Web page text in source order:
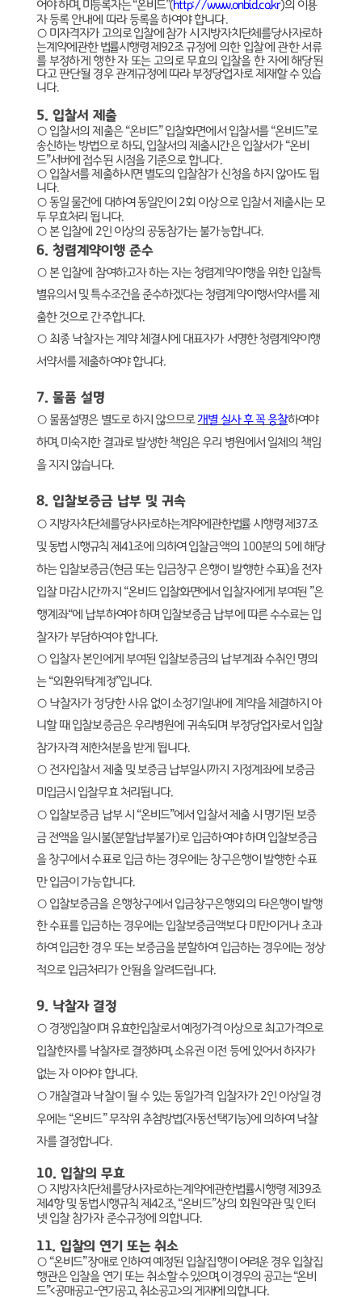
어야 하며, 미등록자는“온비드”(http://www.onbid.co.kr)의 이용
자 등록 안내에 따라 등록을 하여야 합니다.
○ 미자격자가 고의로 입찰에 참가 시 지방자치단체를당사자로하
는계약에관한 법률시행령 제92조 규정에 의한 입찰에 관한 서류
를 부정하게 행한 자 또는 고의로 무효의 입찰을 한 자에 해당된
다고 판단될 경우 관계규정에 따라 부정당업자로 제재할 수 있습
니다.
5. 입찰서 제출
○ 입찰서의 제출은“온비드”입찰화면에서 입찰서를“온비드”로
송신하는 방법으로 하되, 입찰서의 제출시간은 입찰서가“온비
드”서버에 접수된 시점을 기준으로 합니다.
○ 입찰서를 제출하시면 별도의 입찰참가 신청을 하지 않아도 됩
니다.
○동일 물건에 대하여 동일인이 2회 이상으로 입찰서 제출시는 모
두 무효처리 됩니다.
○본 입찰에 2인 이상의 공동참가는 불가능합니다.
6. 청렴계약이행 준수
○본 입찰에 참여하고자 하는 자는 청렴계약이행을 위한 입찰특
별유의서 및 특수조건을 준수하겠다는 청렴계약이행서약서를 제
출한 것으로 간주합니다.
○ 최종 낙찰자는 계약 체결시에 대표자가 서명한 청렴계약이행
서약서를 제출하여야 합니다.
7. 물품 설명
○물품설명은 별도로 하지 않으므로개별 실사 후 꼭 응찰하여야
하며, 미숙지한 결과로 발생한 책임은 우리 병원에서 일체의 책임
을 지지 않습니다.
8. 입찰보증금 납부 및 귀속
○ 지방자치단체를당사자로하는계약에관한법률 시행령 제 37조
및 동법 시행규칙 제 41조에 의하여 입찰금액의 100분의 5에 해당
하는 입찰보증금(현금 또는 입금창구 은행이 발행한 수표)을 전자
입찰 마감시간까지 “온비드 입찰화면에서 입찰자에게 부여된 ”은
행계좌“에 납부하여야 하며 입찰보증금 납부에 따른 수수료는 입
찰자가 부담하여야 합니다.
○ 입찰자 본인에게 부여된 입찰보증금의 납부계좌 수취인 명의
는“외환위탁계정”입니다.
○ 낙찰자가 정당한 사유 없이 소정기일내에 계약을 체결하지 아
니할 때 입찰보증금은 우리병원에 귀속되며 부정당업자로서 입찰
참가자격 제한처분을 받게 됩니다.
○ 전자입찰서 제출 및 보증금 납부일시까지 지정계좌에 보증금
미입금시 입찰무효 처리됩니다.
○ 입찰보증금 납부 시 “온비드”에서 입찰서 제출 시 명기된 보증
금 전액을 일시불(분할납부불가)로 입금하여야 하며 입찰보증금
을 창구에서 수표로 입금 하는 경우에는 창구은행이 발행한 수표
만 입금이 가능합니다.
○ 입찰보증금을 은행창구에서 입금창구은행외의 타은행이 발행
한 수표를 입금하는 경우에는 입찰보증금액보다 미만이거나 초과
하여 입금한 경우 또는 보증금을 분할하여 입금하는 경우에는 정상
적으로 입금처리가 안됨을 알려드립니다.
9. 낙찰자 결정
○ 경쟁입찰이며 유효한입찰로서 예정가격 이상으로 최고가격으로
입찰한자를 낙찰자로 결정하며,소유권 이전 등에 있어서 하자가
없는 자 이어야 합니다.
○ 개찰결과 낙찰이 될 수 있는 동일가격 입찰자가2인 이상일 경
우에는“온비드”무작위 추첨방법(자동선택기능)에 의하여 낙찰
자를 결정합니다.
10. 입찰의 무효
○ 지방자치단체를당사자로하는계약에관한법률시행령 제 39조
제4항 및 동법시행규칙 제 42조, “온비드”상의 회원약관 및 인터
넷 입찰 참가자 준수규정에 의합니다.
11. 입찰의 연기 또는 취소
○ “온비드”장애로 인하여 예정된 입찰집행이 어려운 경우 입찰집
행관은 입찰을 연기 또는 취소할 수 있으며,이 경우의 공고는“온비
드”<공매공고-연기공고, 취소공고>의 게재에 의합니다.